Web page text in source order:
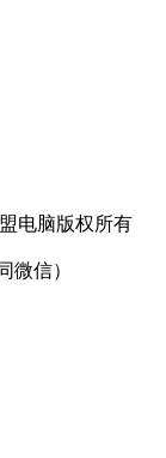
电脑版权所有
微信）